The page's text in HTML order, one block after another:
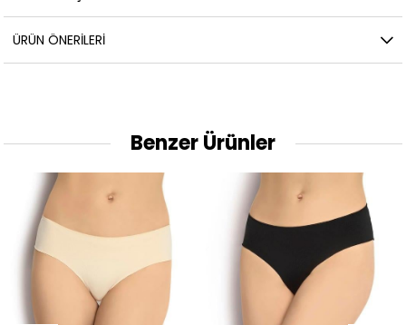
ÜRÜN ÖNERILERI
Benzer Ürünler